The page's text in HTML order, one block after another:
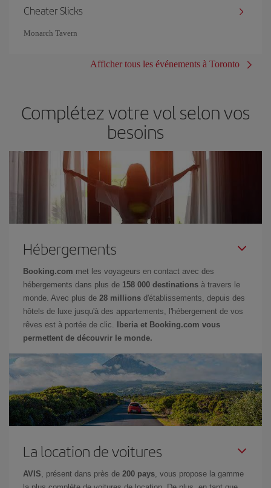
Cheater Slicks
Monarch Tavern
Afficher tous les événements à Toronto
Complétez votre vol selon vos
besoins
Hébergements
Booking.com met les voyageurs en contact avec des
hébergements dans plus de 158 000 destinations à travers le
monde. Avec plus de 28 millions d'établissements, depuis des
hôtels de luxe jusqu'à des appartements, l'hébergement de vos
rêves est à portée de clic.
Iberia et Booking.com vous
permettent de découvrir le monde.
La location de voitures
AVIS, présent dans près de 200 pays, vous propose la gamme